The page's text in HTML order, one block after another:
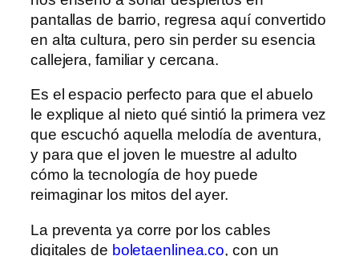
pantallas de barrio, regresa aquí convertido
en alta cultura, pero sin perder su esencia
callejera, familiar y cercana.
Es el espacio perfecto para que el abuelo
le explique al nieto qué sintió la primera vez
que escuchó aquella melodía de aventura,
y para que el joven le muestre al adulto
cómo la tecnología de hoy puede
reimaginar los mitos del ayer.
La preventa ya corre por los cables
digitales de boletaenlinea.co, con un